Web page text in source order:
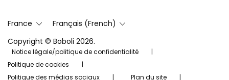
France
Français (French)
Copyright © Boboli 2026.
Notice légale/politique de confidentialité
Politique de cookies
Politique des médias sociaux
Plan du site